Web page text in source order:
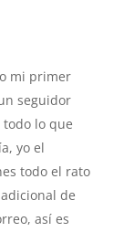
mi primer
seguidor
todo lo que
yo el
todo el rato
de
así es